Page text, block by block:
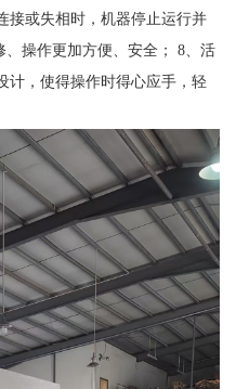
接或失相时，机器停止运行并
操作更加方便、安全； 8、活
计，使得操作时得心应手，轻